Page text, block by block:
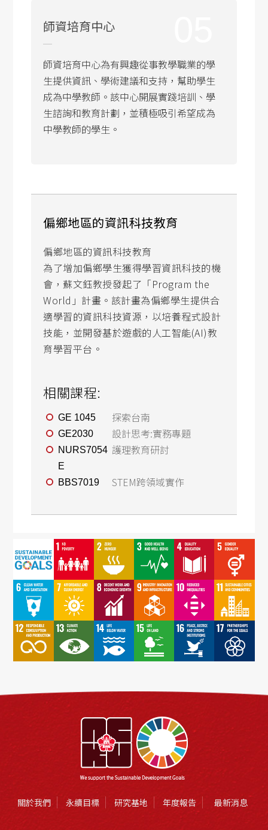
師資培育中心
師資培育中心為有興趣從事教學職業的學
生提供資訊、學術建議和支持，幫助學生
成為中學教師。該中心開展實踐培訓、學
生諮詢和教育計劃，並積極吸引希望成為
中學教師的學生。
偏鄉地區的資訊科技教育
偏鄉地區的資訊科技教育
為了增加偏鄉學生獲得學習資訊科技的機
會，蘇文鈺教授發起了「Program the
World」計畫。該計畫為偏鄉學生提供合
適學習的資訊科技資源，以培養程式設計
技能，並開發基於遊戲的人工智能(AI)教
育學習平台。
相關課程:
GE 1045 探索台南
GE2030 設計思考:實務專題
NURS7054
E
護理教育研討
BBS7019 STEM跨領域實作
關於我們 永續目標 研究基地 年度報告 最新消息